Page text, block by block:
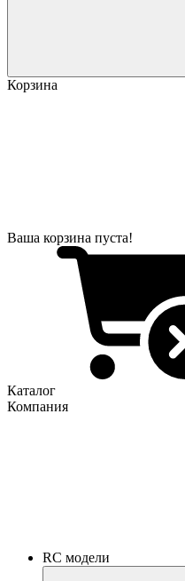
Корзина
Ваша корзина пуста!
Каталог
Компания
RC модели